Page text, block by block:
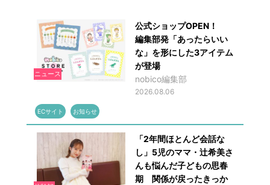
ニュース
公式ショップOPEN！
編集部発「あったらいい
な」を形にした3アイテム
が登場
nobico編集部
2026.08.06
ECサイト お知らせ
「2年間ほとんど会話な
し」5児のママ・辻希美さ
んも悩んだ子どもの思春
期 関係が戻ったきっか